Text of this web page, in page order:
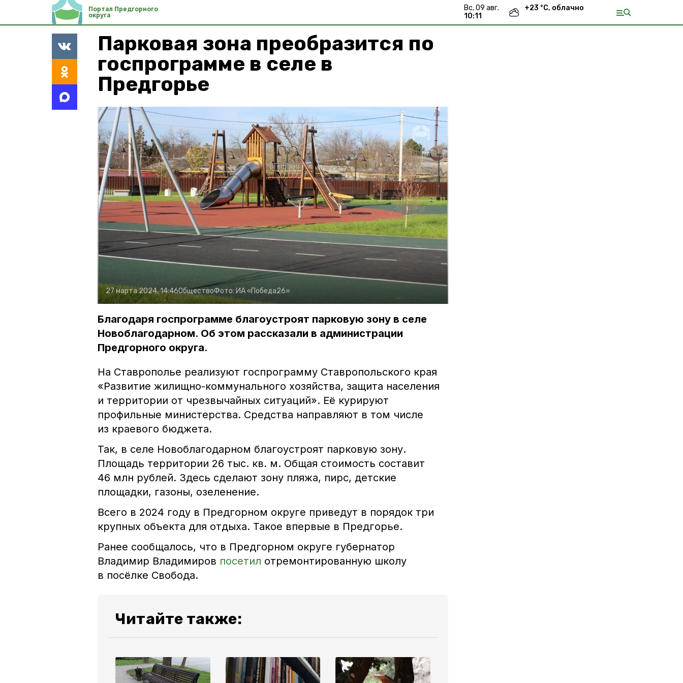
Портал Предгорного
округа
вс, 09 авг.
10:11
+23 °С, облачно
Парковая зона преобразится по
госпрограмме в селе в
Предгорье
27 марта 2024, 14:46ОбществоФото: ИА «Победа26»
Благодаря госпрограмме благоустроят парковую зону в селе
Новоблагодарном. Об этом рассказали в администрации
Предгорного округа.
На Ставрополье реализуют госпрограмму Ставропольского края
«Развитие жилищно-коммунального хозяйства, защита населения
и территории от чрезвычайных ситуаций». Её курируют
профильные министерства. Средства направляют в том числе
из краевого бюджета.
Так, в селе Новоблагодарном благоустроят парковую зону.
Площадь территории 26 тыс. кв. м. Общая стоимость составит
46 млн рублей. Здесь сделают зону пляжа, пирс, детские
площадки, газоны, озеленение.
Всего в 2024 году в Предгорном округе приведут в порядок три
крупных объекта для отдыха. Такое впервые в Предгорье.
Ранее сообщалось, что в Предгорном округе губернатор
Владимир Владимиров посетил отремонтированную школу
в посёлке Свобода.
Читайте также: